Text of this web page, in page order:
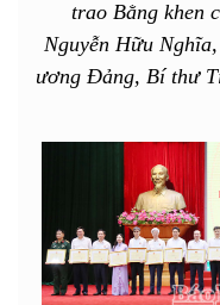
trao Bằng khen
Nguyễn Hữu
ương Đảng, Bí thư